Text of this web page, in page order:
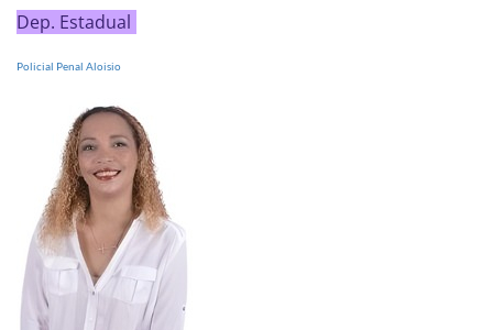
Dep. Estadual
Policial Penal Aloisio